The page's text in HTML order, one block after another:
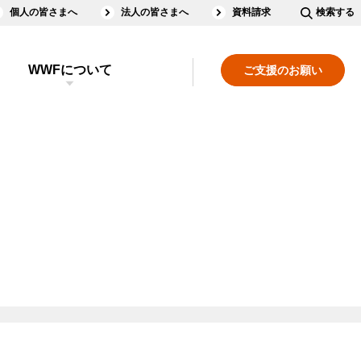
個人の皆さまへ 法人の皆さまへ 資料請求 検索する
ご支援のお願い
WWFについて